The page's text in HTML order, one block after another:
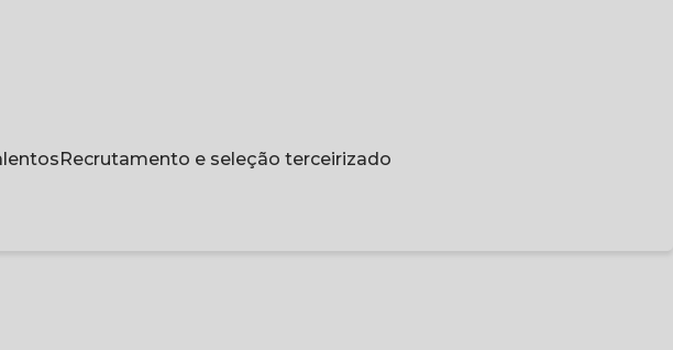
Recrutamento e seleção terceirizado